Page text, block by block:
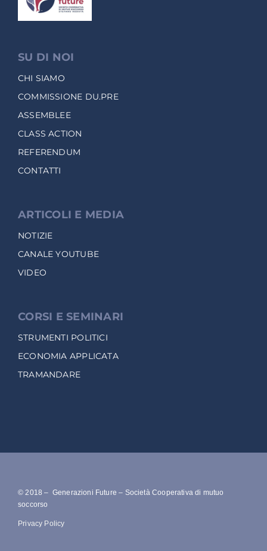
SU DI NOI
CHI SIAMO
COMMISSIONE DU.PRE
ASSEMBLEE
CLASS ACTION
REFERENDUM
CONTATTI
ARTICOLI E MEDIA
NOTIZIE
CANALE YOUTUBE
VIDEO
CORSI E SEMINARI
STRUMENTI POLITICI
ECONOMIA APPLICATA
TRAMANDARE
© 2018 – Generazioni Future – Società Cooperativa di mutuo
soccorso
Privacy Policy